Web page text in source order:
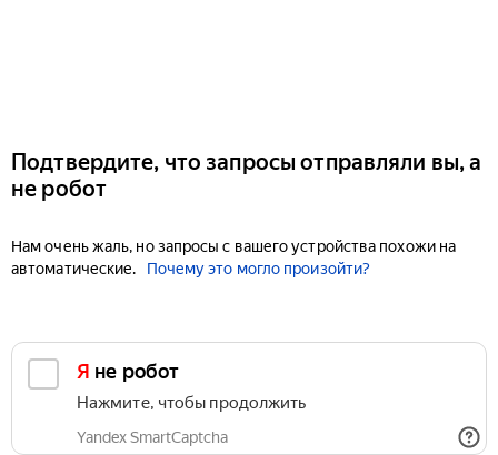
Подтвердите, что запросы отправляли вы, а
не робот
Нам очень жаль, но запросы с вашего устройства похожи на
автоматические.
Почему это могло произойти?
Я не робот
Нажмите, чтобы продолжить
Yandex SmartCaptcha